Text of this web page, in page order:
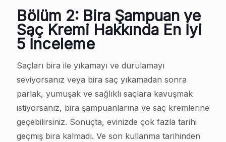
Bölüm 2: Bira Şampuan ve
Saç Kremi Hakkında En İyi
5 İnceleme
Saçları bira ile yıkamayı ve durulamayı
seviyorsanız veya bira saç yıkamadan sonra
parlak, yumuşak ve sağlıklı saçlara kavuşmak
istiyorsanız, bira şampuanlarına ve saç kremlerine
geçebilirsiniz. Sonuçta, evinizde çok fazla tarihi
geçmiş bira kalmadı. Ve son kullanma tarihinden